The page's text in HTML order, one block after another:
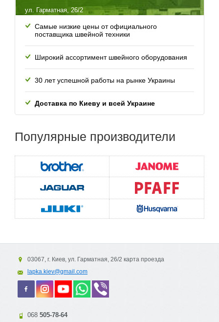
ул. Гарматная, 26/2
Самые низкие цены от официального
поставщика швейной техники
Широкий ассортимент швейного оборудования
30 лет успешной работы на рынке Украины
Доставка по Киеву и всей Украине
Популярные производители
03067, г. Киев, ул. Гарматная, 26/2 карта проезда
lapka.kiev@gmail.com
068 505-78-64